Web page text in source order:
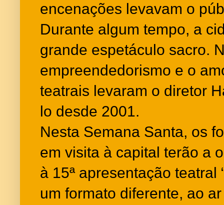
encenações levavam o
Durante algum tempo, a
grande espetáculo sacro.
empreendedorismo e o
teatrais levaram o diretor
lo desde 2001.
Nesta Semana Santa, os
em visita à capital terão a
à 15ª apresentação teatral
um formato diferente, ao